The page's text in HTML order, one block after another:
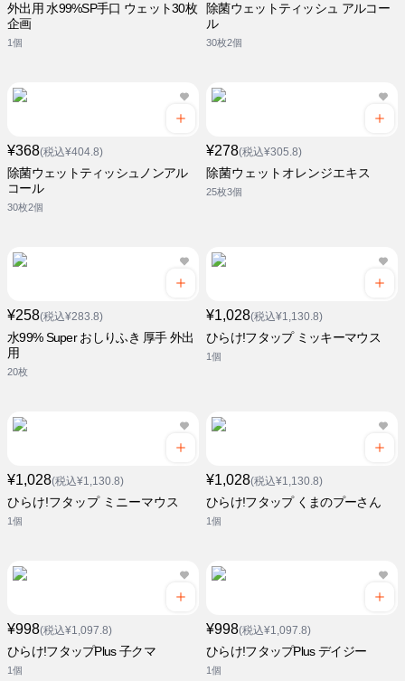
外出用 水99%SP手口 ウェット30枚
企画
1個
除菌ウェットティッシュ アルコー
ル
30枚2個
¥368(税込¥404.8)
除菌ウェットティッシュノンアル
コール
30枚2個
¥278(税込¥305.8)
除菌ウェットオレンジエキス
25枚3個
¥258(税込¥283.8)
水99% Super おしりふき 厚手 外出
用
20枚
¥1,028(税込¥1,130.8)
ひらけ!フタップ ミッキーマウス
1個
¥1,028(税込¥1,130.8)
ひらけ!フタップ ミニーマウス
1個
¥1,028(税込¥1,130.8)
ひらけ!フタップ くまのプーさん
1個
¥998(税込¥1,097.8)
ひらけ!フタップPlus 子クマ
1個
¥998(税込¥1,097.8)
ひらけ!フタップPlus デイジー
1個